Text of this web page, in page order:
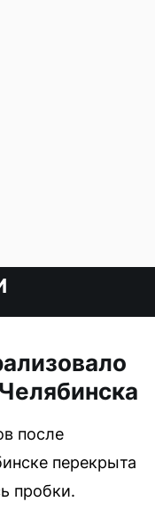
после
перекрыта
пробки.